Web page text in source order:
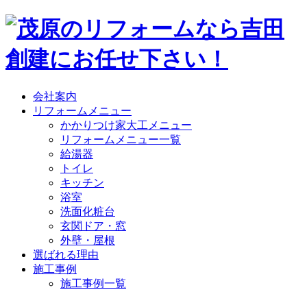
会社案内
リフォームメニュー
かかりつけ家大工メニュー
リフォームメニュー一覧
給湯器
トイレ
キッチン
浴室
洗面化粧台
玄関ドア・窓
外壁・屋根
選ばれる理由
施工事例
施工事例一覧